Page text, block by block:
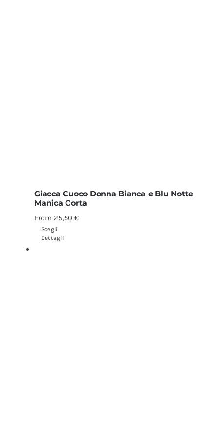
Giacca Cuoco Donna Bianca e Blu Notte
Manica Corta
From 25,50€
Scegli
Dettagli